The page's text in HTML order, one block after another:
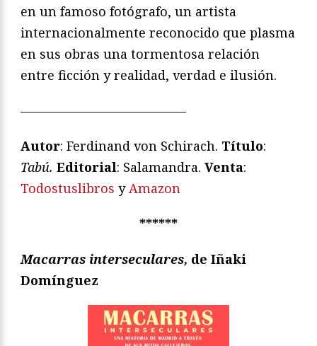
en un famoso fotógrafo, un artista
internacionalmente reconocido que plasma
en sus obras una tormentosa relación
entre ficción y realidad, verdad e ilusión.
—————————————
Autor: Ferdinand von Schirach. Título:
Tabú. Editorial: Salamandra. Venta:
Todostuslibros yAmazon
******
Macarras interseculares, de Iñaki
Domínguez